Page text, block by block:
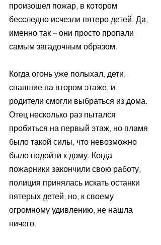
произошел пожар, в котором
бесследно исчезли пятеро детей. Да,
именно так – они просто пропали
самым загадочным образом.
Когда огонь уже полыхал, дети,
спавшие на втором этаже, и
родители смогли выбраться из дома.
Отец несколько раз пытался
пробиться на первый этаж, но пламя
было такой силы, что невозможно
было подойти к дому. Когда
пожарники закончили свою работу,
полиция принялась искать останки
пятерых детей, но, к своему
огромному удивлению, не нашла
ничего.